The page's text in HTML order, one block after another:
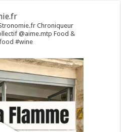
Chroniqueur
@aime.mtp Food &
#wine